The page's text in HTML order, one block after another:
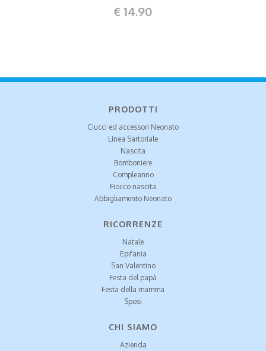
€ 14.90
PRODOTTI
Ciucci ed accessori Neonato
Linea Sartoriale
Nascita
Bomboniere
Compleanno
Fiocco nascita
Abbigliamento Neonato
RICORRENZE
Natale
Epifania
San Valentino
Festa del papà
Festa della mamma
Sposi
CHI SIAMO
Azienda